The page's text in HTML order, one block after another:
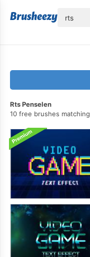
Rts Penselen
10 free brushes matching